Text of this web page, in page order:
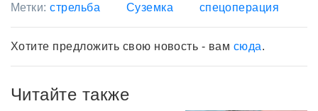
Метки:стрельба Суземка спецоперация
Хотите предложить свою новость - вам сюда.
Читайте также